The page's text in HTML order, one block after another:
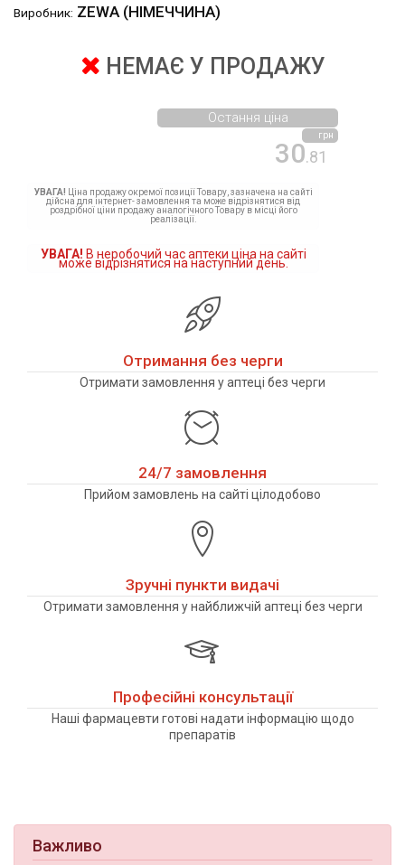
Виробник: ZEWA (НІМЕЧЧИНА)
НЕМАЄ У ПРОДАЖУ
30.81
грн
Остання ціна
УВАГА! Ціна продажу окремої позиції Товару, зазначена на сайті
дійсна для інтернет- замовлення та може відрізнятися від
роздрібної ціни продажу аналогічного Товару в місці його
реалізації.
УВАГА! В неробочий час аптеки ціна на сайті
може відрізнятися на наступний день.
Отримання без черги
Отримати замовлення у аптеці без черги
24/7 замовлення
Прийом замовлень на сайті цілодобово
Зручні пункти видачі
Отримати замовлення у найближчій аптеці без черги
Професійні консультації
Наші фармацевти готові надати інформацію щодо
препаратів
Важливо